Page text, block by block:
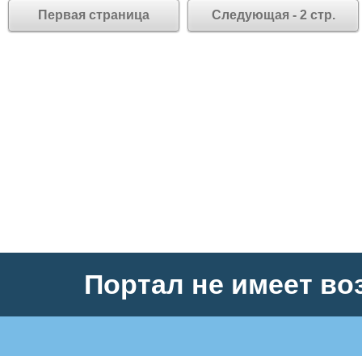
Первая страница Следующая - 2 стр.
Портал не имеет